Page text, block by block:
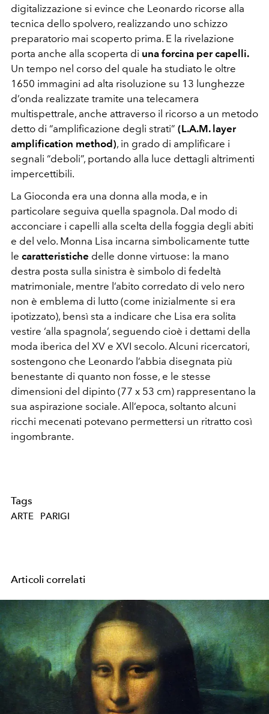
digitalizzazione si evince che Leonardo ricorse alla
tecnica dello spolvero, realizzando uno schizzo
preparatorio mai scoperto prima. E la rivelazione
porta anche alla scoperta di una forcina per capelli.
Un tempo nel corso del quale ha studiato le oltre
1650 immagini ad alta risoluzione su 13 lunghezze
d’onda realizzate tramite una telecamera
multispettrale, anche attraverso il ricorso a un metodo
detto di “amplificazione degli strati” (L.A.M. layer
amplification method), in grado di amplificare i
segnali “deboli”, portando alla luce dettagli altrimenti
impercettibili.
La Gioconda era una donna alla moda, e in
particolare seguiva quella spagnola. Dal modo di
acconciare i capelli alla scelta della foggia degli abiti
e del velo. Monna Lisa incarna simbolicamente tutte
le caratteristiche delle donne virtuose: la mano
destra posta sulla sinistra è simbolo di fedeltà
matrimoniale, mentre l’abito corredato di velo nero
non è emblema di lutto (come inizialmente si era
ipotizzato), bensì sta a indicare che Lisa era solita
vestire ‘alla spagnola’, seguendo cioè i dettami della
moda iberica del XV e XVI secolo. Alcuni ricercatori,
sostengono che Leonardo l’abbia disegnata più
benestante di quanto non fosse, e le stesse
dimensioni del dipinto (77 x 53 cm) rappresentano la
sua aspirazione sociale. All’epoca, soltanto alcuni
ricchi mecenati potevano permettersi un ritratto così
ingombrante.
Tags
ARTE PARIGI
Articoli correlati